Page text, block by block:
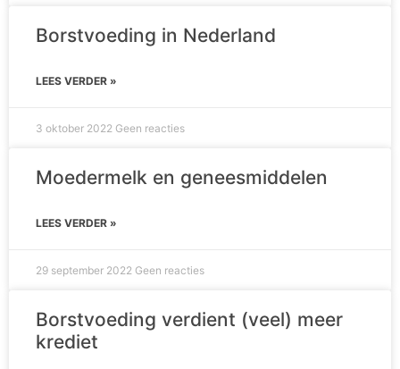
Borstvoeding in Nederland
LEES VERDER »
3 oktober 2022 Geen reacties
Moedermelk en geneesmiddelen
LEES VERDER »
29 september 2022 Geen reacties
Borstvoeding verdient (veel) meer
krediet